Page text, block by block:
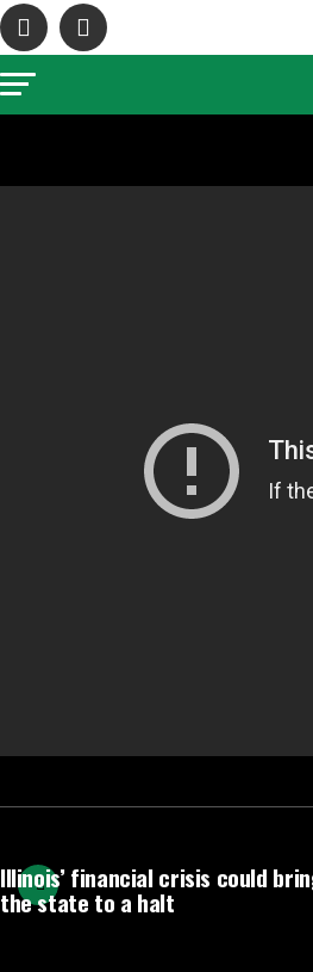
Illinois’ financial crisis could
the state to a halt